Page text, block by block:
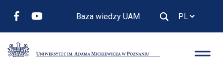
Baza wiedzy UAM